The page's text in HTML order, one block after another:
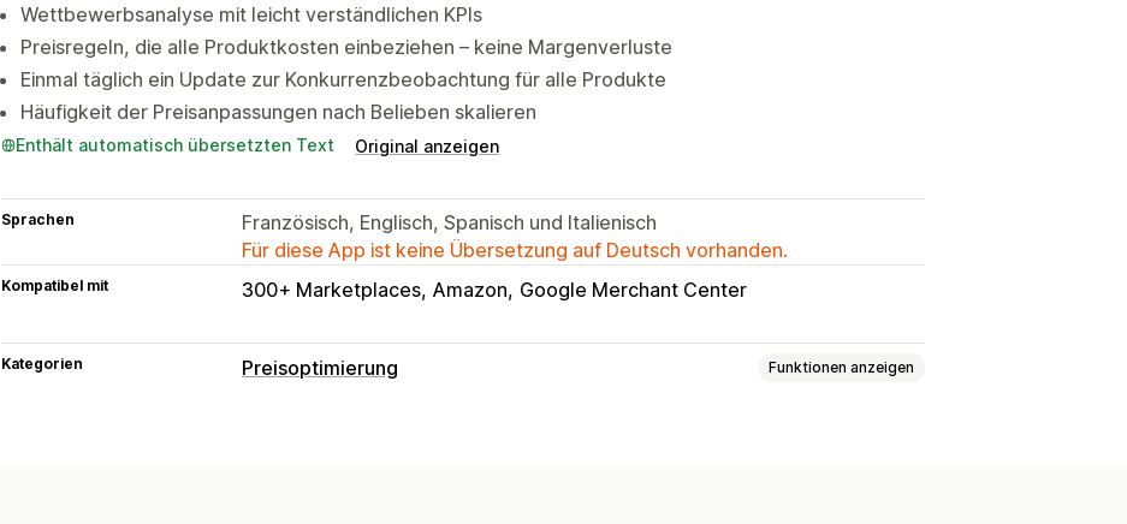
Wettbewerbsanalyse mit leicht verständlichen KPIs
Preisregeln, die alle Produktkosten einbeziehen – keine Margenverluste
Einmal täglich ein Update zur Konkurrenzbeobachtung für alle Produkte
Häufigkeit der Preisanpassungen nach Belieben skalieren
Enthält automatisch übersetzten Text Original anzeigen
Sprachen
Französisch, Englisch, Spanisch und Italienisch
Für diese App ist keine Übersetzung auf Deutsch vorhanden.
Kompatibel mit 300+ Marketplaces Amazon Google Merchant Center
Kategorien Preisoptimierung Funktionen anzeigen